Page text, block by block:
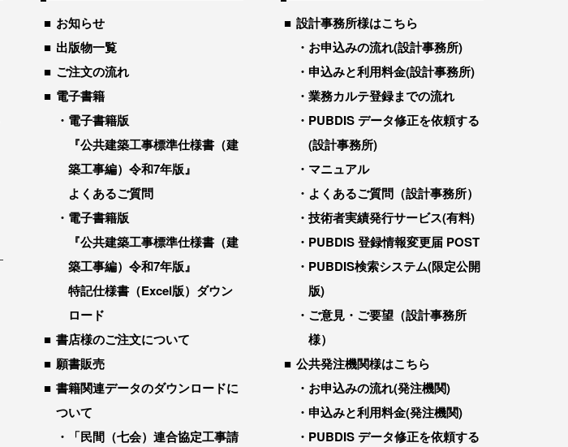
お知らせ
出版物一覧
ご注文の流れ
電子書籍
電子書籍版
『公共建築工事標準仕様書（建
築工事編）令和7年版』
よくあるご質問
電子書籍版
『公共建築工事標準仕様書（建
築工事編）令和7年版』
特記仕様書（Excel版）ダウン
ロード
書店様のご注文について
願書販売
書籍関連データのダウンロードに
ついて
「民間（七会）連合協定工事請
設計事務所様はこちら
お申込みの流れ(設計事務所)
申込みと利用料金(設計事務所)
業務カルテ登録までの流れ
PUBDIS データ修正を依頼する
(設計事務所)
マニュアル
よくあるご質問（設計事務所）
技術者実績発行サービス(有料)
PUBDIS 登録情報変更届 POST
PUBDIS検索システム(限定公開
版)
ご意見・ご要望（設計事務所
様）
公共発注機関様はこちら
お申込みの流れ(発注機関)
申込みと利用料金(発注機関)
PUBDIS データ修正を依頼する